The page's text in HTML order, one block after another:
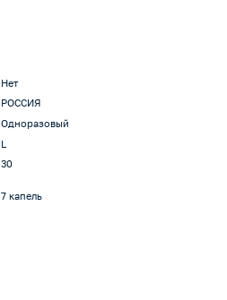
Нет
РОССИЯ
Одноразовый
L
30
7 капель